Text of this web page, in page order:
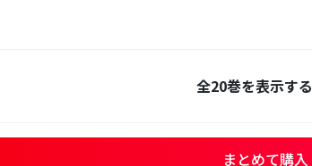
全20巻を表示する
まとめて購入